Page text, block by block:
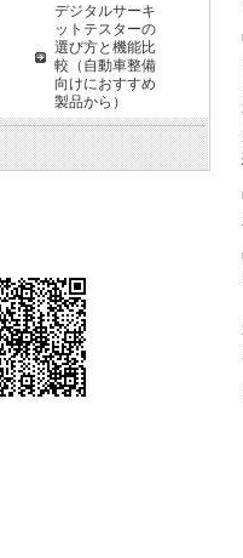
デジタルサーキ
ットテスターの
選び方と機能比
較（自動車整備
向けにおすすめ
製品から）